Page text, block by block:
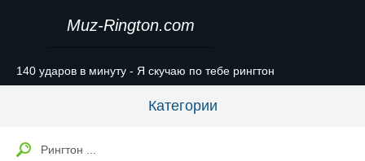
Muz-Rington.com
140 ударов в минуту - Я скучаю по тебе рингтон
Категории